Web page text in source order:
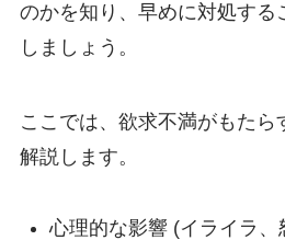
のかを知り、早めに対処する
しましょう。
ここでは、欲求不満がもたら
解説します。
心理的な影響 (イライラ、